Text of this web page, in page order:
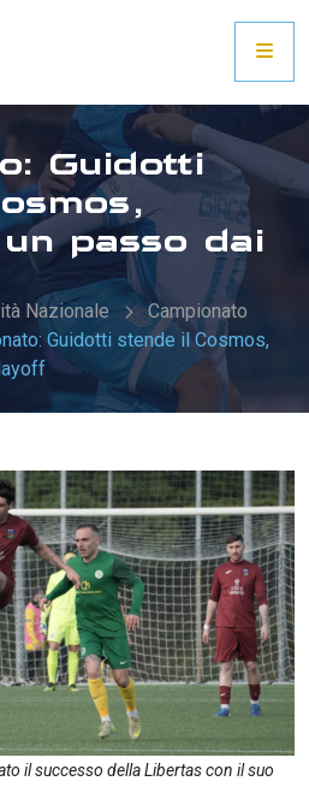
Guidotti
passo dai
Nazionale
Campionato
Guidotti stende il Cosmos,
il successo della Libertas con il suo